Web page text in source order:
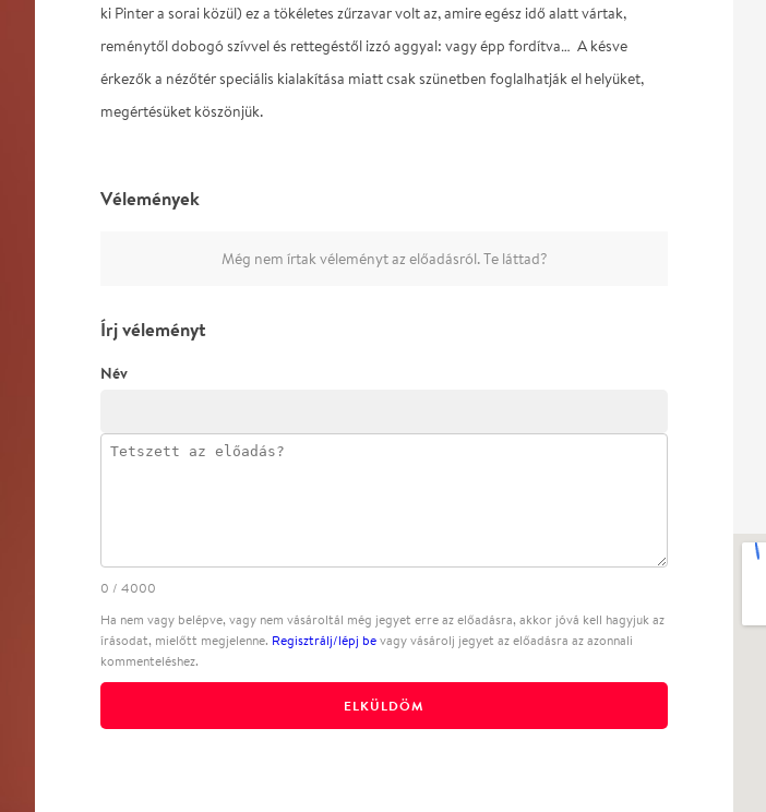
ki Pinter a sorai közül) ez a tökéletes zűrzavar volt az, amire egész idő alatt vártak,
reménytől dobogó szívvel és rettegéstől izzó aggyal: vagy épp fordítva… A késve
érkezők a nézőtér speciális kialakítása miatt csak szünetben foglalhatják el helyüket,
megértésüket köszönjük.
Vélemények
Még nem írtak véleményt az előadásról. Te láttad?
Írj véleményt
Név
0 / 4000
Ha nem vagy belépve, vagy nem vásároltál még jegyet erre az előadásra, akkor jóvá kell hagyjuk az
írásodat, mielőtt megjelenne. Regisztrálj/lépj be vagy vásárolj jegyet az előadásra az azonnali
kommenteléshez.
ELKÜLDÖM